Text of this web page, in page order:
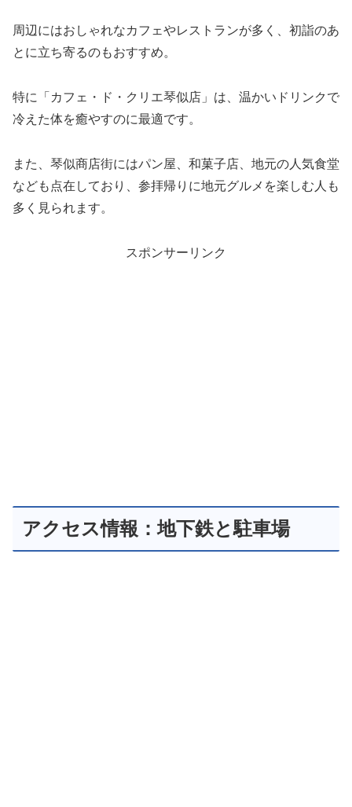
周辺にはおしゃれなカフェやレストランが多く、初詣のあ
とに立ち寄るのもおすすめ。
特に「カフェ・ド・クリエ琴似店」は、温かいドリンクで
冷えた体を癒やすのに最適です。
また、琴似商店街にはパン屋、和菓子店、地元の人気食堂
なども点在しており、参拝帰りに地元グルメを楽しむ人も
多く見られます。
スポンサーリンク
アクセス情報：地下鉄と駐車場